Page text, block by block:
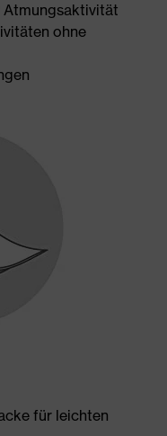
ohne
für leichten